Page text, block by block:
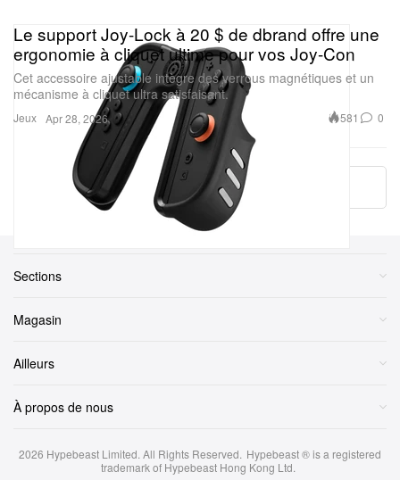
Jeux
Le support Joy-Lock à 20 $ de dbrand offre une
ergonomie à cliquet ultime pour vos Joy-Con
Cet accessoire ajustable intègre des verrous magnétiques et un
mécanisme à cliquet ultra satisfaisant.
Apr 28, 2026 581 0
More ▾
Sections
Magasin
Ailleurs
À propos de nous
2026 Hypebeast Limited. All Rights Reserved. Hypebeast ® is a registered
trademark of Hypebeast Hong Kong Ltd.